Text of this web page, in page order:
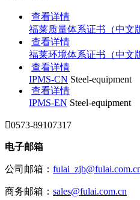
查看详情
福莱质量体系证书（中文
查看详情
福莱环境体系证书（中文
查看详情
IPMS-CN Steel-equipment
查看详情
IPMS-EN Steel-equipment
0573-89107317
电子邮箱
公司邮箱：
商务邮箱： sales@fulai.com.cn